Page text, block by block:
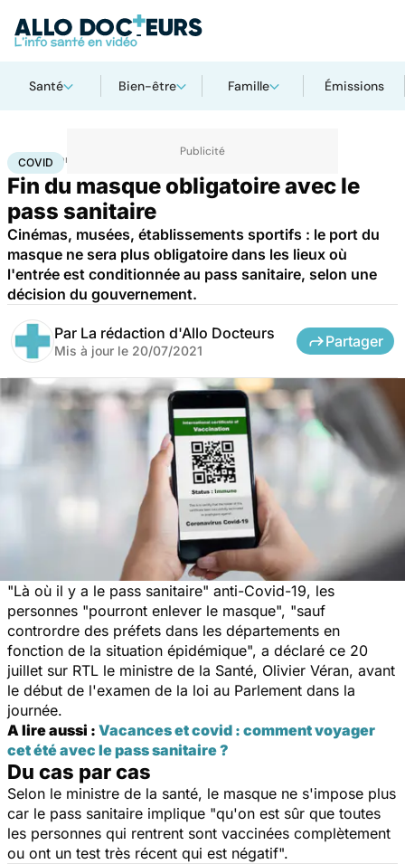
Santé Bien-être Famille Émissions
Accueil Santé
COVID
Fin du masque obligatoire avec le
pass sanitaire
Cinémas, musées, établissements sportifs : le port du
masque ne sera plus obligatoire dans les lieux où
l'entrée est conditionnée au pass sanitaire, selon une
décision du gouvernement.
Par La rédaction d'Allo Docteurs
Mis à jour le 20/07/2021
Partager
"Là où il y a le pass sanitaire" anti-Covid-19, les
personnes "pourront enlever le masque", "sauf
contrordre des préfets dans les départements en
fonction de la situation épidémique", a déclaré ce 20
juillet sur RTL le ministre de la Santé, Olivier Véran, avant
le début de l'examen de la loi au Parlement dans la
journée.
A lire aussi : Vacances et covid : comment voyager
cet été avec le pass sanitaire ?
Du cas par cas
Selon le ministre de la santé, le masque ne s'impose plus
car le pass sanitaire implique "qu'on est sûr que toutes
les personnes qui rentrent sont vaccinées complètement
ou ont un test très récent qui est négatif".